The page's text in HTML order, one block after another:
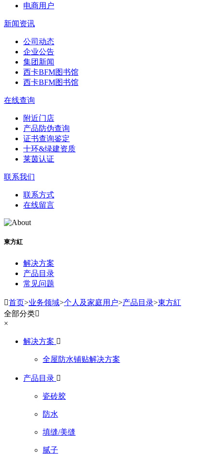
电商用户
新闻资讯
公司动态
企业公告
集团新闻
西卡BFM图书馆
西卡BFM图书馆
在线查询
附近门店
产品防伪查询
证书查询鉴定
十环&绿建资质
莱茵认证
联系我们
联系方式
在线留言
東方紅
解决方案
产品目录
常见问题
首页>业务领域>个人及家庭用户>产品目录>東方紅
全部分类
×
解决方案 
全屋防水铺贴解决方案
产品目录 
瓷砖胶
防水
填缝/美缝
腻子